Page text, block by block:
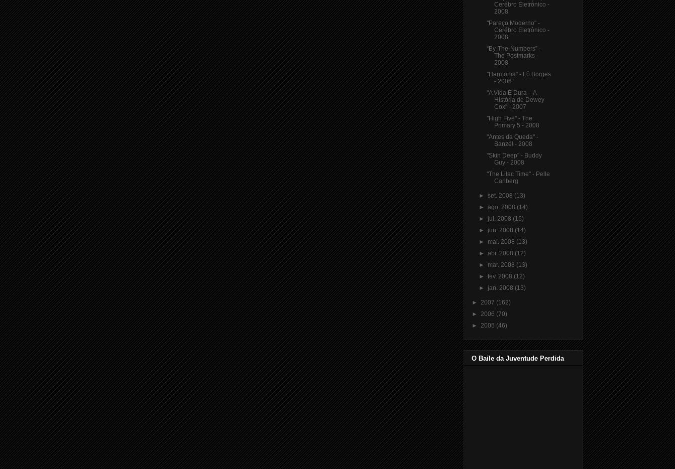
Cerébro Eletrônico -
2008
"Pareço Moderno" -
Cerébro Eletrônico -
2008
“By-The-Numbers” -
The Postmarks -
2008
"Harmonia" - Lô Borges
- 2008
"A Vida É Dura – A
História de Dewey
Cox" - 2007
"High Five" - The
Primary 5 - 2008
"Antes da Queda" -
Banzé! - 2008
"Skin Deep" - Buddy
Guy - 2008
"The Lilac Time" - Pelle
Carlberg
►set. 2008 (13)
►ago. 2008 (14)
► jul. 2008 (15)
► jun. 2008 (14)
► mai. 2008 (13)
►abr. 2008 (12)
► mar. 2008 (13)
►fev. 2008 (12)
► jan. 2008 (13)
► 2007 (162)
► 2006 (70)
► 2005 (46)
O Baile da Juventude Perdida